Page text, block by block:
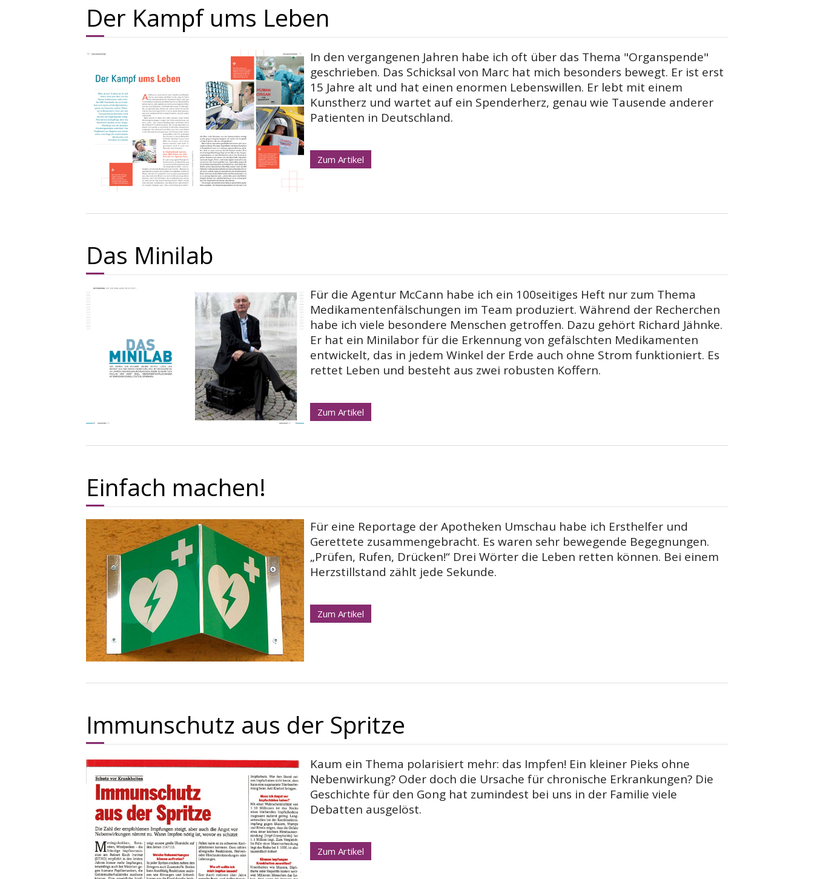
Der Kampf ums Leben
In den vergangenen Jahren habe ich oft über das Thema "Organspende"
geschrieben. Das Schicksal von Marc hat mich besonders bewegt. Er ist erst
15 Jahre alt und hat einen enormen Lebenswillen. Er lebt mit einem
Kunstherz und wartet auf ein Spenderherz, genau wie Tausende anderer
Patienten in Deutschland.
Zum Artikel
Das Minilab
Für die Agentur McCann habe ich ein 100seitiges Heft nur zum Thema
Medikamentenfälschungen im Team produziert. Während der Recherchen
habe ich viele besondere Menschen getroffen. Dazu gehört Richard Jähnke.
Er hat ein Minilabor für die Erkennung von gefälschten Medikamenten
entwickelt, das in jedem Winkel der Erde auch ohne Strom funktioniert. Es
rettet Leben und besteht aus zwei robusten Koffern.
Zum Artikel
Einfach machen!
Für eine Reportage der Apotheken Umschau habe ich Ersthelfer und
Gerettete zusammengebracht. Es waren sehr bewegende Begegnungen.
„Prüfen, Rufen, Drücken!“ Drei Wörter die Leben retten können. Bei einem
Herzstillstand zählt jede Sekunde.
Zum Artikel
Immunschutz aus der Spritze
Kaum ein Thema polarisiert mehr: das Impfen! Ein kleiner Pieks ohne
Nebenwirkung? Oder doch die Ursache für chronische Erkrankungen? Die
Geschichte für den Gong hat zumindest bei uns in der Familie viele
Debatten ausgelöst.
Zum Artikel